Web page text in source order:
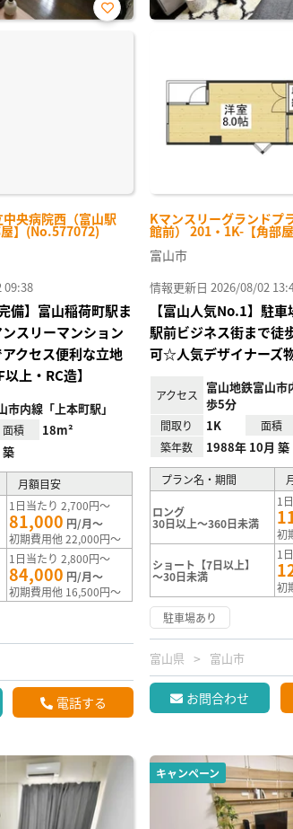
央病院西（富山駅
】(No.577072)
お気
09:38
備】富山稲荷町駅ま
スリーマンション
クセス便利な立地
上・RC造】
市内線「上本町駅」
面積 18m²
月額目安
1日当たり 2,700円～
81,000 円/月～
初期費用他 22,000円～
1日当たり 2,800円～
84,000 円/月～
初期費用他 16,500円～
電話する
Kマンスリーグランドプ
館前） 201・1K-【角部
富山市
情報更新日 2026/08/02
【富山人気No.1】駐
駅前ビジネス街まで
可☆人気デザイナーズ
アクセス
富山地鉄富山市
歩5分
間取り 1K 面積
築年数 1988年 10月 築
プラン名・期間
ロング
30日以上～360日未満
1
初
ショート【7日以上】
～30日未満
1
初
駐車場あり
富山県 富山市
お問合わせ
キャンペーン